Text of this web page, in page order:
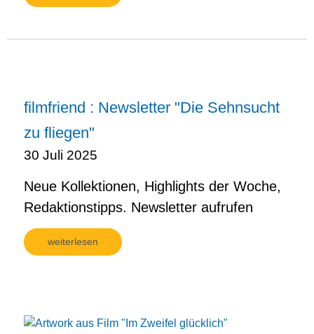
filmfriend : Newsletter "Die Sehnsucht
zu fliegen"
30 Juli 2025
Neue Kollektionen, Highlights der Woche,
Redaktionstipps. Newsletter aufrufen
weiterlesen